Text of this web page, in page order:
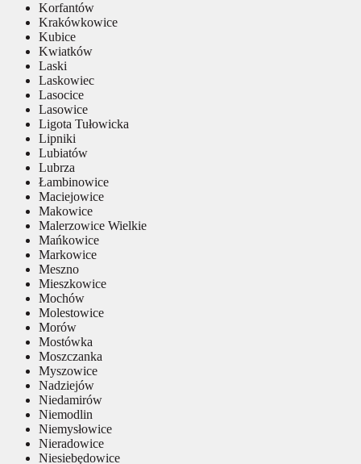
Korfantów
Krakówkowice
Kubice
Kwiatków
Laski
Laskowiec
Lasocice
Lasowice
Ligota Tułowicka
Lipniki
Lubiatów
Lubrza
Łambinowice
Maciejowice
Makowice
Malerzowice Wielkie
Mańkowice
Markowice
Meszno
Mieszkowice
Mochów
Molestowice
Morów
Mostówka
Moszczanka
Myszowice
Nadziejów
Niedamirów
Niemodlin
Niemysłowice
Nieradowice
Niesiebędowice